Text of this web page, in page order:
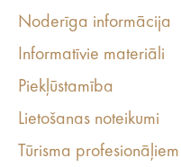
Noderīga informācija
Informatīvie materiāli
Piekļūstamība
Lietošanas noteikumi
Tūrisma profesionāļiem